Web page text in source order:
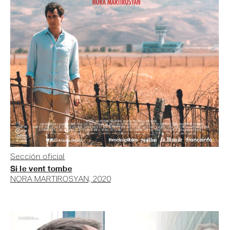
Sección oficial
Si le vent tombe
NORA MARTIROSYAN, 2020